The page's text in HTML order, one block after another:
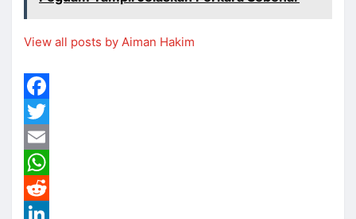
View all posts by Aiman Hakim
Facebook
Twitter
Email
WhatsApp
Reddit